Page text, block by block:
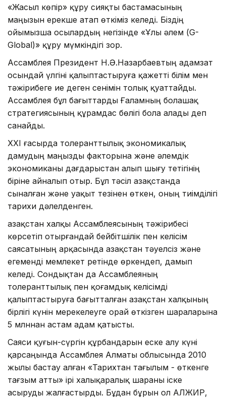
«Жасыл көпір» құру сияқты бастамасының
маңызын ерекше атап өткіміз келеді. Біздің
ойымызша осылардың негізінде «Ұлы әлем (G-
Global)» құру мүмкіндігі зор.
Ассамблея Президент Н.Ә.Назарбаевтың адамзат
осындай үлгіні қалыптастыруға қажетті білім мен
тәжірибеге ие деген сенімін толық қуаттайды.
Ассамблея бұл бағыттарды Ғаламның болашақ
стратегиясының құрамдас бөлігі бола алады деп
санайды.
ХХІ ғасырда толеранттылық экономикалық
дамудың маңызды факторына және әлемдік
экономиканы дағдарыстан алып шығу тетігінің
біріне айналып отыр. Бұл тәсіл Қазақстанда
сыналған және уақыт тезінен өткен, оның тиімділігі
тарихи дәлелденген.
Қазақстан халқы Ассамблеясының тәжірибесі
көрсетіп отырғандай бейбітшілік пен келісім
саясатының арқасында Қазақстан тәуелсіз және
егеменді мемлекет ретінде өркендеп, дамып
келеді. Сондықтан да Ассамблеяның
толеранттылық пен қоғамдық келісімді
қалыптастыруға бағытталған Қазақстан халқының
бірлігі күнін мерекелеуге орай өткізген шараларына
5 млннан астам адам қатысты.
Саяси қуғын-сүргін құрбандарын еске алу күні
қарсаңында Ассамблея Алматы облысында 2010
жылы бастау алған «Тарихтан тағылым - өткенге
тағзым атты» ірі халықаралық шараны іске
асыруды жалғастырды. Бұдан бұрын ол АЛЖИР,